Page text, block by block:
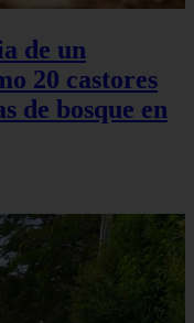
de un
20 castores
de bosque en